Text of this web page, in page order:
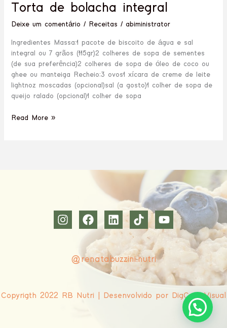
Torta de bolacha integral
Deixe um comentário / Receitas /abiministrator
Ingredientes Massa:1 pacote de biscoito de água e sal
integral ou 7 grãos (115gr)2 colheres de sopa de sementes
(de sua preferência)2 colheres de sopa de óleo de coco ou
ghee ou manteiga Recheio:3 ovos1 xícara de creme de leite
lightnoz moscadas (opcional)sal (a gosto)1 colher de sopa de
queijo ralado (opcional)1 colher de sopa
Read More »
@renatabuzzini.nutri
Copyrigth 2022 RB Nutri | Desenvolvido por DigCom Visual